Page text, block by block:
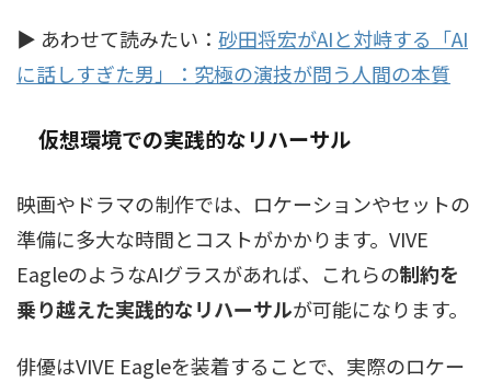
▶ あわせて読みたい： 砂田将宏がAIと対峙する「AI
に話しすぎた男」：究極の演技が問う人間の本質
仮想環境での実践的なリハーサル
映画やドラマの制作では、ロケーションやセットの
準備に多大な時間とコストがかかります。VIVE
EagleのようなAIグラスがあれば、これらの制約を
乗り越えた実践的なリハーサルが可能になります。
俳優はVIVE Eagleを装着することで、実際のロケー